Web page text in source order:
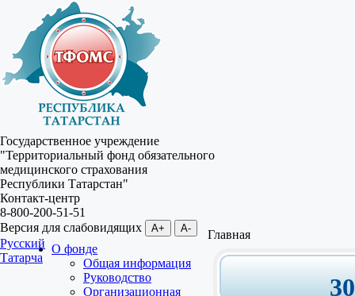
Государственное учреждение
"Территориальный фонд обязательного
медицинского страхования
Республики Татарстан"
Контакт-центр
8-800-200-51-51
Версия для слабовидящих
A+ A-
Русский
Татарча
О фонде
Общая информация
Руководство
Организационная
Главная